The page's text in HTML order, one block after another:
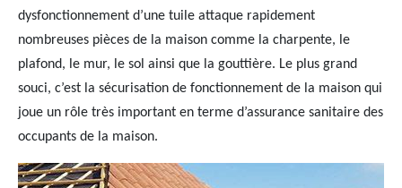
dysfonctionnement d’une tuile attaque rapidement
nombreuses pièces de la maison comme la charpente, le
plafond, le mur, le sol ainsi que la gouttière. Le plus grand
souci, c’est la sécurisation de fonctionnement de la maison qui
joue un rôle très important en terme d’assurance sanitaire des
occupants de la maison.